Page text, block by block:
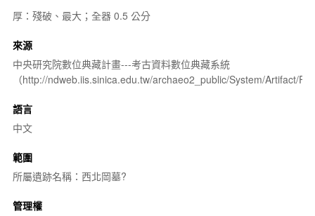
厚：殘破、最大；全器 0.5 公分
來源
中央研究院數位典藏計畫---考古資料數位典藏系統
（http://ndweb.iis.sinica.edu.tw/archaeo2_public/System/Artifact/
語言
中文
範圍
所屬遺跡名稱：西北岡墓?
管理權